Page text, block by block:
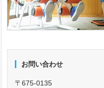
お問い合わせ
〒675-0135